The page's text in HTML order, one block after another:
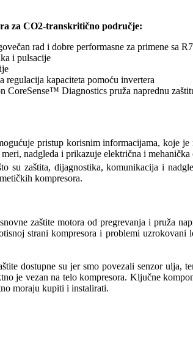
za CO2-transkritično područje:
rad i dobre performasne za primene sa
i pulsacije
regulacija kapaciteta pomoću invertera
CoreSense™ Diagnostics pruža naprednu
pristup korisnim informacijama, koje
nadgleda i prikazuje električna i mehanička
su zaštita, dijagnostika, komunikacija i
kompresora.
zaštite motora od pregrevanja i pruža
strani kompresora i problemi
dostupne su jer smo povezali senzor ulja,
je vezan na telo kompresora. Ključne
moraju kupiti i instalirati.